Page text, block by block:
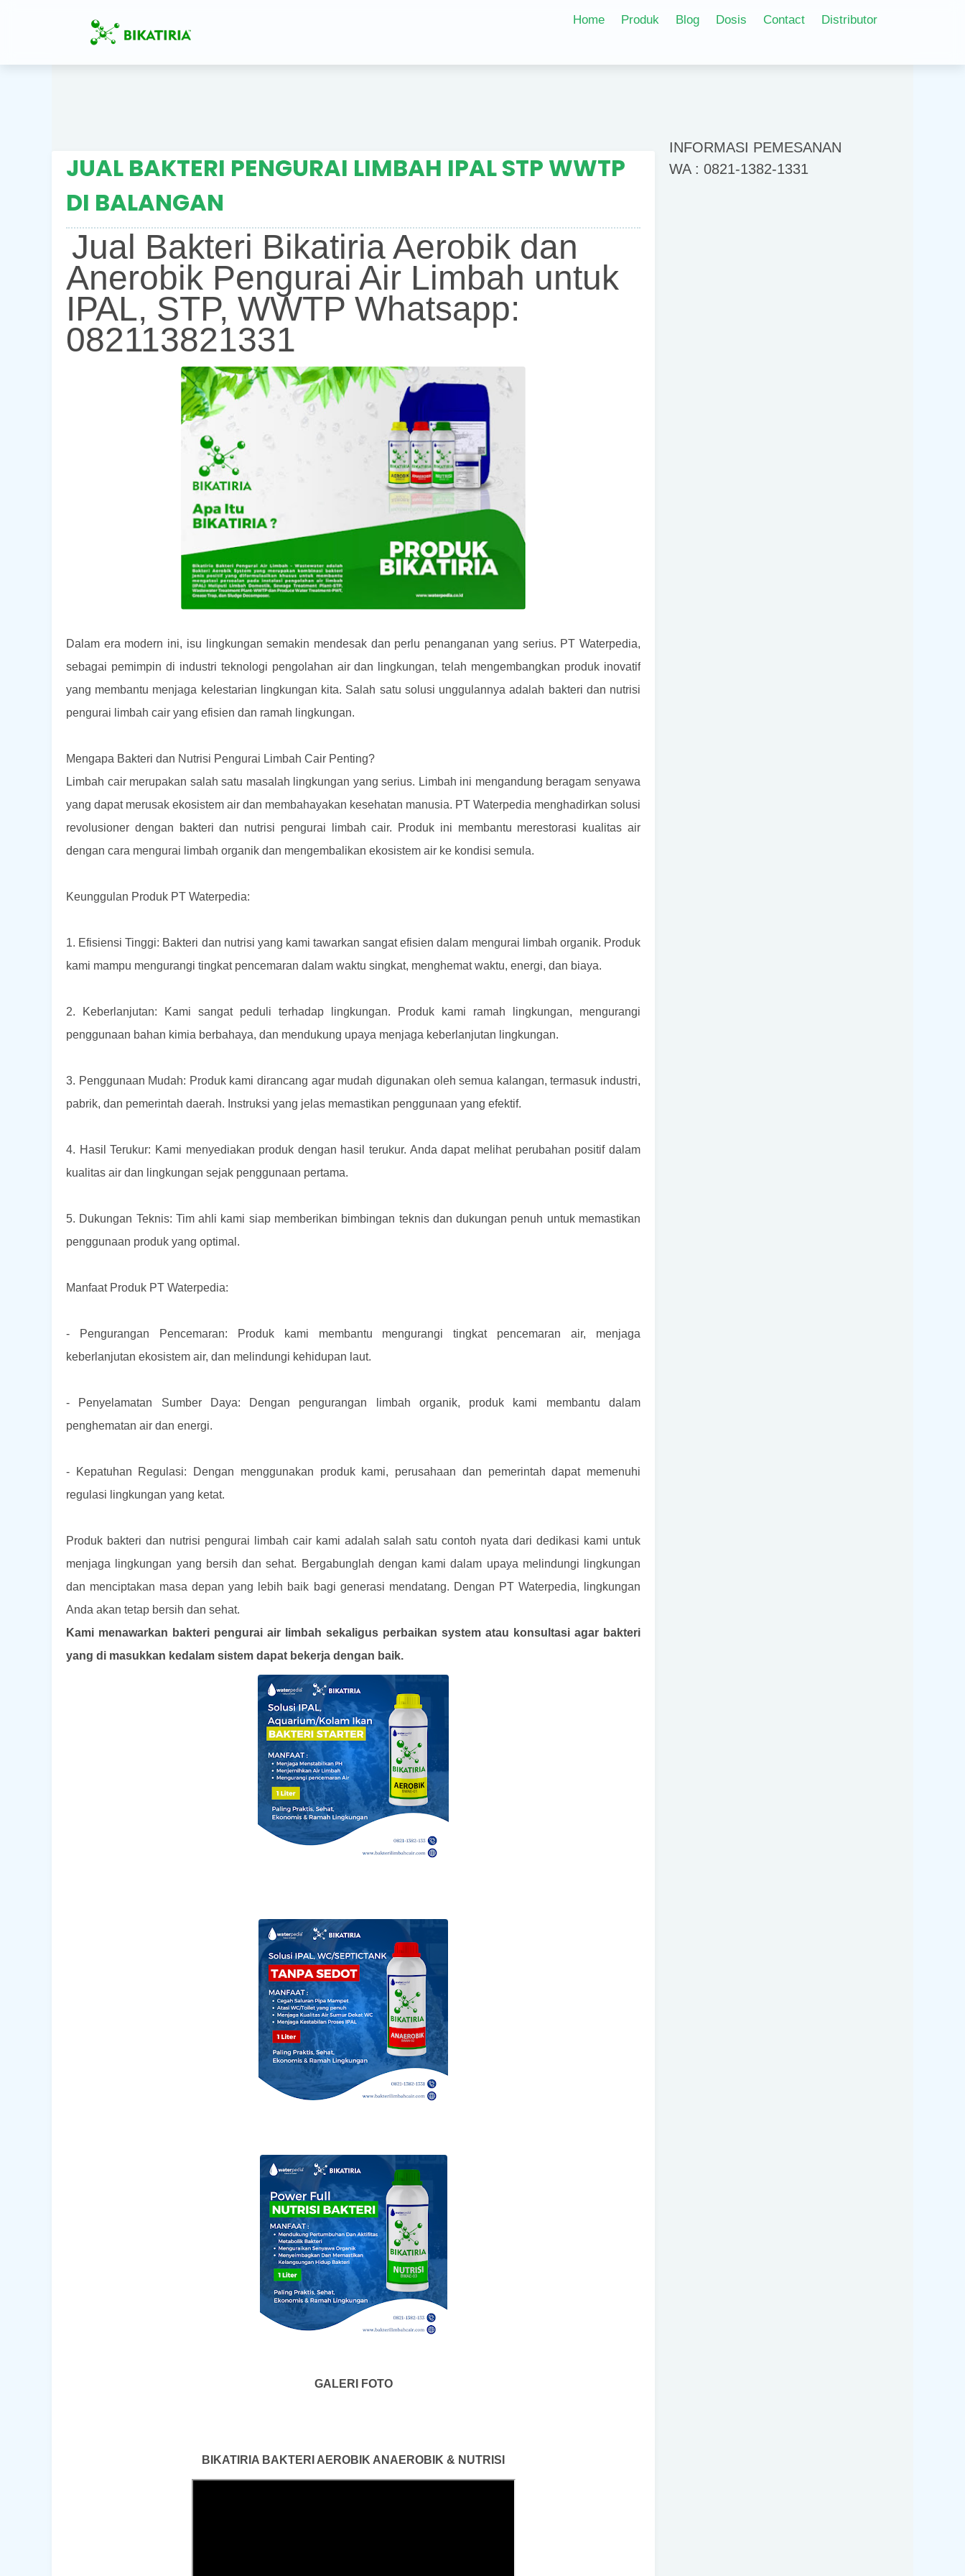
Home Produk Blog Dosis Contact Distributor
JUAL BAKTERI PENGURAI LIMBAH IPAL STP WWTP
DI BALANGAN
Jual Bakteri Bikatiria Aerobik dan
Anerobik Pengurai Air Limbah untuk
IPAL, STP, WWTP Whatsapp:
082113821331
Dalam era modern ini, isu lingkungan semakin mendesak dan perlu penanganan yang serius. PT Waterpedia,
sebagai pemimpin di industri teknologi pengolahan air dan lingkungan, telah mengembangkan produk inovatif
yang membantu menjaga kelestarian lingkungan kita. Salah satu solusi unggulannya adalah bakteri dan nutrisi
pengurai limbah cair yang efisien dan ramah lingkungan.
Mengapa Bakteri dan Nutrisi Pengurai Limbah Cair Penting?
Limbah cair merupakan salah satu masalah lingkungan yang serius. Limbah ini mengandung beragam senyawa
yang dapat merusak ekosistem air dan membahayakan kesehatan manusia. PT Waterpedia menghadirkan solusi
revolusioner dengan bakteri dan nutrisi pengurai limbah cair. Produk ini membantu merestorasi kualitas air
dengan cara mengurai limbah organik dan mengembalikan ekosistem air ke kondisi semula.
Keunggulan Produk PT Waterpedia:
1. Efisiensi Tinggi: Bakteri dan nutrisi yang kami tawarkan sangat efisien dalam mengurai limbah organik. Produk
kami mampu mengurangi tingkat pencemaran dalam waktu singkat, menghemat waktu, energi, dan biaya.
2. Keberlanjutan: Kami sangat peduli terhadap lingkungan. Produk kami ramah lingkungan, mengurangi
penggunaan bahan kimia berbahaya, dan mendukung upaya menjaga keberlanjutan lingkungan.
3. Penggunaan Mudah: Produk kami dirancang agar mudah digunakan oleh semua kalangan, termasuk industri,
pabrik, dan pemerintah daerah. Instruksi yang jelas memastikan penggunaan yang efektif.
4. Hasil Terukur: Kami menyediakan produk dengan hasil terukur. Anda dapat melihat perubahan positif dalam
kualitas air dan lingkungan sejak penggunaan pertama.
5. Dukungan Teknis: Tim ahli kami siap memberikan bimbingan teknis dan dukungan penuh untuk memastikan
penggunaan produk yang optimal.
Manfaat Produk PT Waterpedia:
- Pengurangan Pencemaran: Produk kami membantu mengurangi tingkat pencemaran air, menjaga
keberlanjutan ekosistem air, dan melindungi kehidupan laut.
- Penyelamatan Sumber Daya: Dengan pengurangan limbah organik, produk kami membantu dalam
penghematan air dan energi.
- Kepatuhan Regulasi: Dengan menggunakan produk kami, perusahaan dan pemerintah dapat memenuhi
regulasi lingkungan yang ketat.
Produk bakteri dan nutrisi pengurai limbah cair kami adalah salah satu contoh nyata dari dedikasi kami untuk
menjaga lingkungan yang bersih dan sehat. Bergabunglah dengan kami dalam upaya melindungi lingkungan
dan menciptakan masa depan yang lebih baik bagi generasi mendatang. Dengan PT Waterpedia, lingkungan
Anda akan tetap bersih dan sehat.
Kami menawarkan bakteri pengurai air limbah sekaligus perbaikan system atau konsultasi agar bakteri
yang di masukkan kedalam sistem dapat bekerja dengan baik.
GALERI FOTO
BIKATIRIA BAKTERI AEROBIK ANAEROBIK & NUTRISI
INFORMASI PEMESANAN
WA : 0821-1382-1331